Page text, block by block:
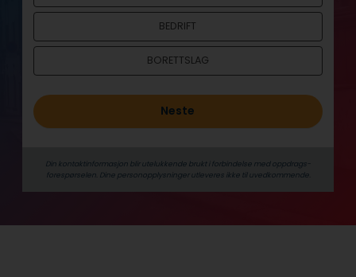
BEDRIFT
BORETTSLAG
Neste
Din kontaktinformasjon blir utelukkende brukt i forbindelse med oppdrags­
forespørselen. Dine person­­opplysninger utleveres ikke til uvedkommende.